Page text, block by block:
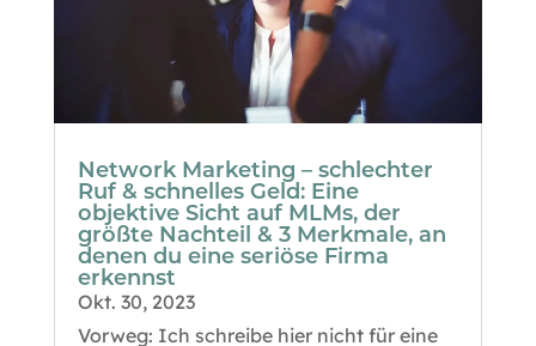
Network Marketing – schlechter
Ruf & schnelles Geld: Eine
objektive Sicht auf MLMs, der
größte Nachteil & 3 Merkmale, an
denen du eine seriöse Firma
erkennst
Okt. 30, 2023
Vorweg: Ich schreibe hier nicht für eine